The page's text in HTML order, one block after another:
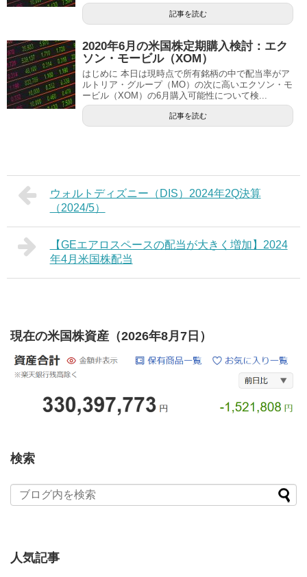
記事を読む
2020年6月の米国株定期購入検討：エク
ソン・モービル（XOM）
はじめに 本日は現時点で所有銘柄の中で配当率がア
ルトリア・グループ（MO）の次に高いエクソン・モ
ービル（XOM）の6月購入可能性について検...
記事を読む
ウォルトディズニー（DIS）2024年2Q決算
（2024/5）
【GEエアロスペースの配当が大きく増加】2024
年4月米国株配当
現在の米国株資産（2026年8月7日）
検索
人気記事